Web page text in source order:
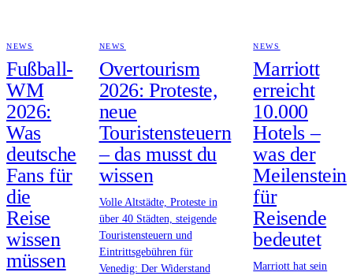
NEWS
Fußball-
WM
2026:
Was
deutsche
Fans für
die
Reise
wissen
müssen
NEWS
Overtourism
2026: Proteste,
neue
Touristensteuern
– das musst du
wissen
Volle Altstädte, Proteste in
über 40 Städten, steigende
Touristensteuern und
Eintrittsgebühren für
Venedig: Der Widerstand
NEWS
Marriott
erreicht
10.000
Hotels –
was der
Meilenstein
für
Reisende
bedeutet
Marriott hat sein